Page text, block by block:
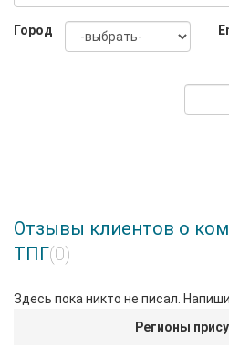
Город
Отзывы клиентов о
ТПГ(0)
Здесь пока никто не писал.
Регионы